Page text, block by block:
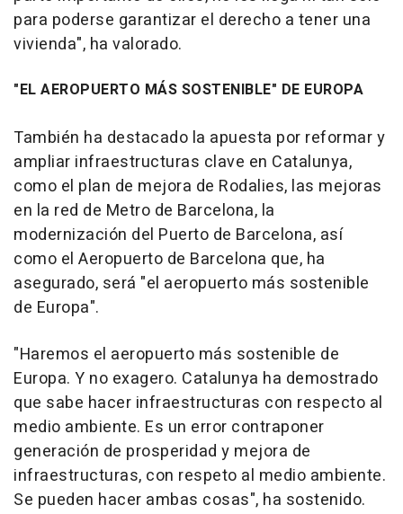
para poderse garantizar el derecho a tener una
vivienda", ha valorado.
"EL AEROPUERTO MÁS SOSTENIBLE" DE EUROPA
También ha destacado la apuesta por reformar y
ampliar infraestructuras clave en Catalunya,
como el plan de mejora de Rodalies, las mejoras
en la red de Metro de Barcelona, la
modernización del Puerto de Barcelona, así
como el Aeropuerto de Barcelona que, ha
asegurado, será "el aeropuerto más sostenible
de Europa".
"Haremos el aeropuerto más sostenible de
Europa. Y no exagero. Catalunya ha demostrado
que sabe hacer infraestructuras con respecto al
medio ambiente. Es un error contraponer
generación de prosperidad y mejora de
infraestructuras, con respeto al medio ambiente.
Se pueden hacer ambas cosas", ha sostenido.